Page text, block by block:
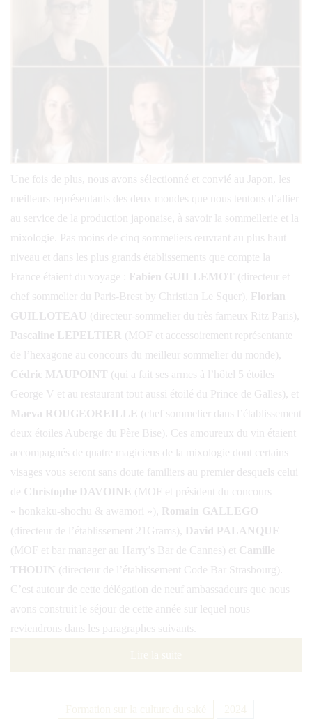
Une fois de plus, nous avons sélectionné et convié au Japon, les
meilleurs représentants des deux mondes que nous tentons d’allier
au service de la production japonaise, à savoir la sommellerie et la
mixologie. Pas moins de cinq sommeliers œuvrant au plus haut
niveau et dans les plus grands établissements que compte la
France étaient du voyage :
Fabien GUILLEMOT (directeur et
chef sommelier du Paris-Brest by Christian Le Squer),
Florian
GUILLOTEAU (directeur-sommelier du très fameux Ritz Paris),
Pascaline LEPELTIER (MOF et accessoirement représentante
de l’hexagone au concours du meilleur sommelier du monde),
Cédric MAUPOINT (qui a fait ses armes à l’hôtel 5 étoiles
George V et au restaurant tout aussi étoilé du Prince de Galles), et
Maeva ROUGEOREILLE (chef sommelier dans l’établissement
deux étoiles Auberge du Père Bise). Ces amoureux du vin étaient
accompagnés de quatre magiciens de la mixologie dont certains
visages vous seront sans doute familiers au premier desquels celui
de Christophe DAVOINE (MOF et président du concours
« honkaku-shochu & awamori »),
Romain GALLEGO
(directeur de l’établissement 21Grams),
David PALANQUE
(MOF et bar manager au Harry’s Bar de Cannes) et Camille
THOUIN (directeur de l’établissement Code Bar Strasbourg).
C’est autour de cette délégation de neuf ambassadeurs que nous
avons construit le séjour de cette année sur lequel nous
reviendrons dans les paragraphes suivants.